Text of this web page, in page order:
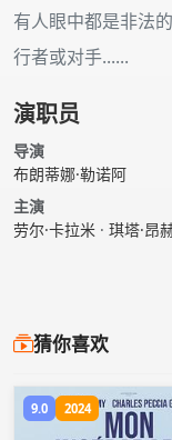
有人眼中都是非法
行者或对手......
演职员
导演
布朗蒂娜·勒诺阿
主演
劳尔·卡拉米 · 琪塔·昂
猜你喜欢
9.0 2024